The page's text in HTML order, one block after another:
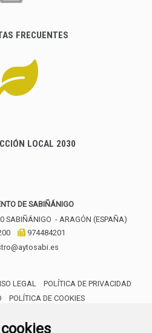
FRECUENTES
LOCAL 2030
DE SABIÑÁNIGO
SABIÑÁNIGO - ARAGÓN (ESPAÑA)
974484201
LEGAL
POLÍTICA DE PRIVACIDAD
POLÍTICA DE COOKIES